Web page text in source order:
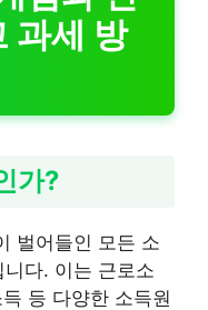
과세 방
가?
벌어들인 모든 소
다. 이는 근로소
등 다양한 소득원